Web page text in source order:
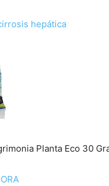
hepática
Planta Eco 30